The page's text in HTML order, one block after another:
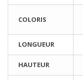
COLORIS
LONGUEUR
HAUTEUR